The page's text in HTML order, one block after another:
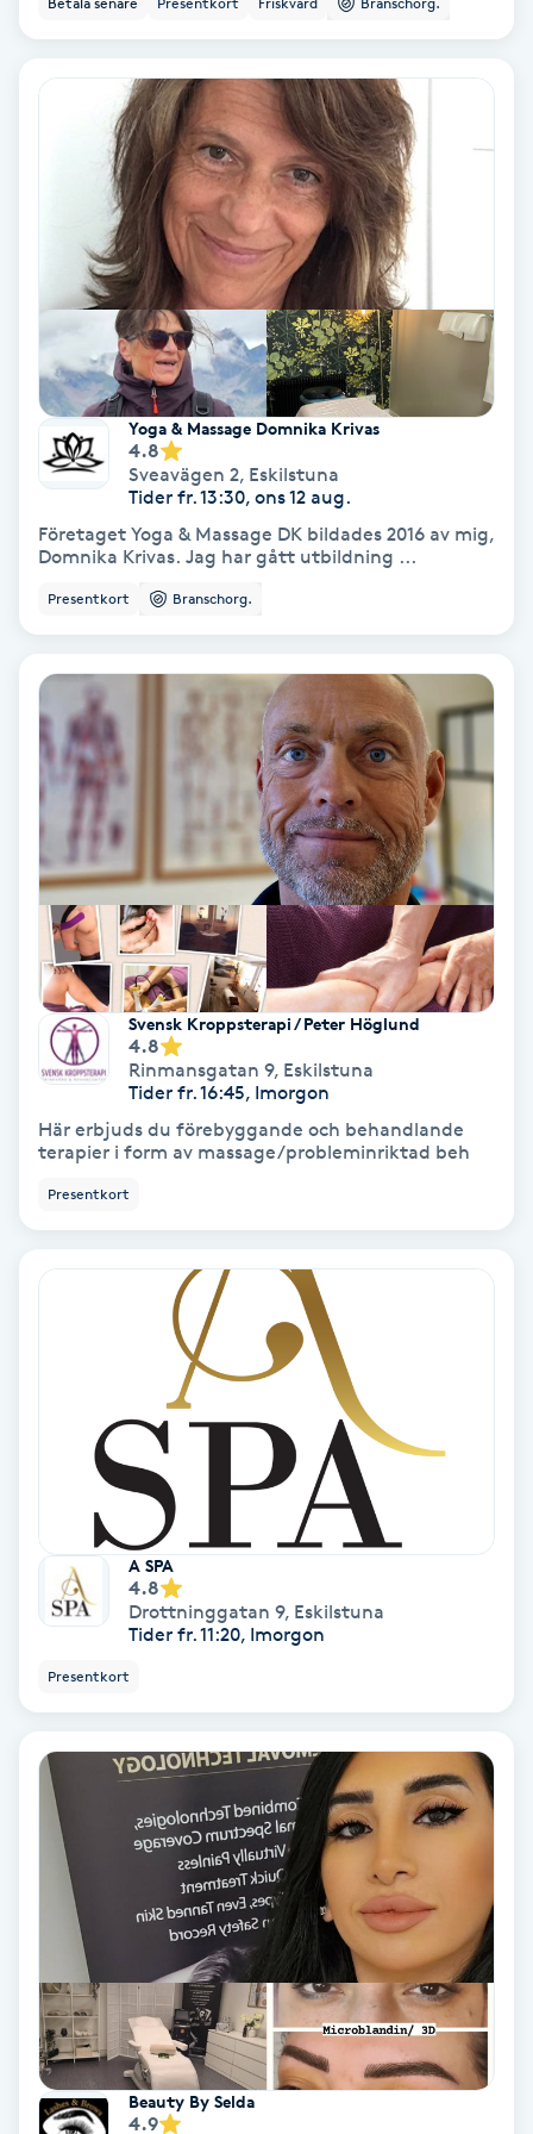
Bambumassage
Barnklippning
BIAB
Brynfärgning
Brynplockning
Bröllopsuppsättning
Celluliter
Coachning
Color correction
Cryoterapi
Enzympeeling
Extensions
Extensions borttagning
Eyeliner-tatuering
Face framing
Faceliftmassage
Fet hårbotten
Fettreducering
Fibromassage
Fillers
Yoga & Massage Domnika Krivas
4.8
Sveavägen 2, Eskilstuna
Tider fr. 13:30, ons 12 aug.
Företaget Yoga & Massage DK bildades 2016 av mig,
Domnika Krivas. Jag har gått utbildning ...
Presentkort Branschorg.
Svensk Kroppsterapi / Peter Höglund
4.8
Rinmansgatan 9, Eskilstuna
Tider fr. 16:45, Imorgon
Här erbjuds du förebyggande och behandlande
terapier i form av massage/probleminriktad beh
Presentkort
A SPA
4.8
Drottninggatan 9, Eskilstuna
Tider fr. 11:20, Imorgon
Presentkort
Beauty By Selda
4.9